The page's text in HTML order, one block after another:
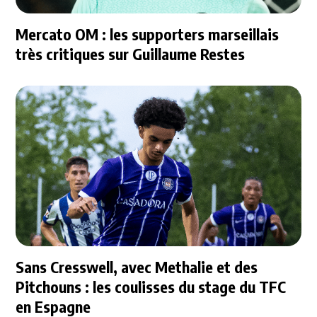
Mercato OM : les supporters marseillais
très critiques sur Guillaume Restes
Sans Cresswell, avec Methalie et des
Pitchouns : les coulisses du stage du TFC
en Espagne